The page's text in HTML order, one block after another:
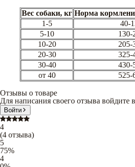
Вес собаки, кг Норма
1-5
40-
5-10
130-
10-20
205-
20-30
325-
30-40
430-
от 40
525-
Отзывы о товаре
Для написания своего отзыва войдите
Войти
4
(4 отзыва)
5
75%
4